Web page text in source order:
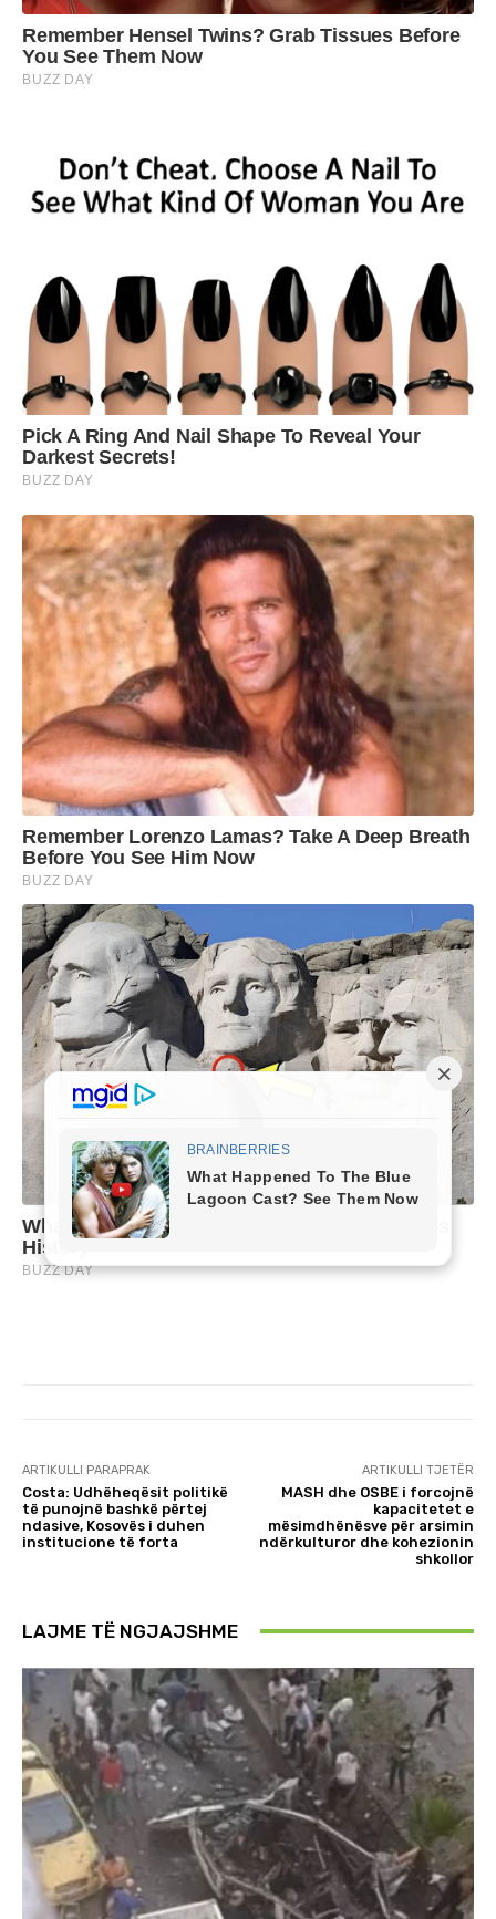
ARTIKULLI PARAPRAK
Costa: Udhëheqësit politikë
të punojnë bashkë përtej
ndasive, Kosovës i duhen
institucione të forta
ARTIKULLI TJETËR
MASH dhe OSBE i forcojnë
kapacitetet e
mësimdhënësve për arsimin
ndërkulturor dhe kohezionin
shkollor
LAJME TË NGJAJSHME